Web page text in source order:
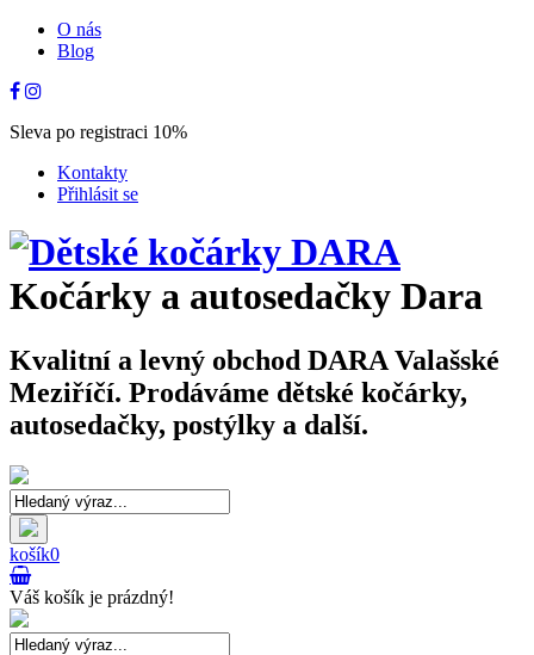
O nás
Blog
Sleva po registraci 10%
Kontakty
Přihlásit se
Kočárky a autosedačky Dara
Kvalitní a levný obchod DARA Valašské
Meziříčí. Prodáváme dětské kočárky,
autosedačky, postýlky a další.
košík0
Váš košík je prázdný!